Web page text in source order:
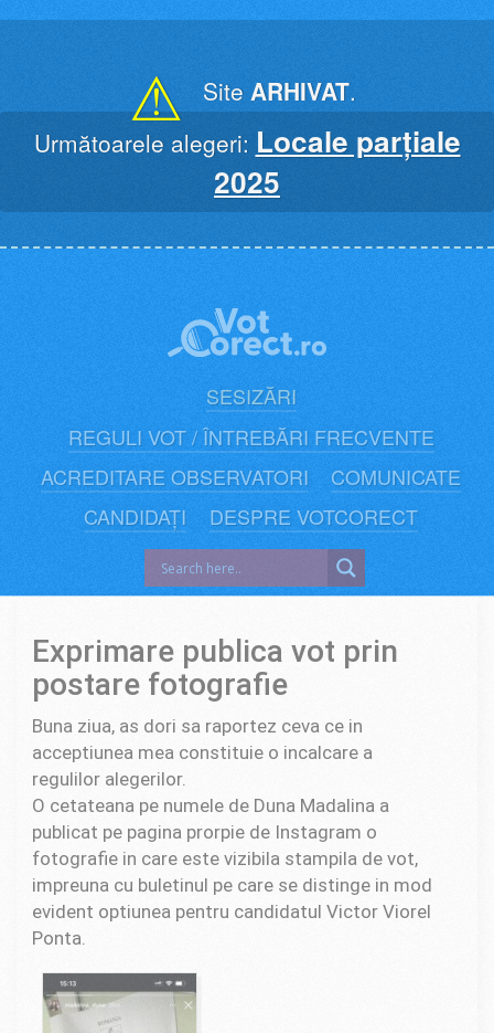
⚠ Site ARHIVAT.
Următoarele alegeri: Locale parțiale
2025
SESIZĂRI
REGULI VOT / ÎNTREBĂRI FRECVENTE
ACREDITARE OBSERVATORI
COMUNICATE
CANDIDAȚI
DESPRE VOTCORECT
Exprimare publica vot prin
postare fotografie
Buna ziua, as dori sa raportez ceva ce in
acceptiunea mea constituie o incalcare a
regulilor alegerilor.
O cetateana pe numele de Duna Madalina a
publicat pe pagina prorpie de Instagram o
fotografie in care este vizibila stampila de vot,
impreuna cu buletinul pe care se distinge in mod
evident optiunea pentru candidatul Victor Viorel
Ponta.